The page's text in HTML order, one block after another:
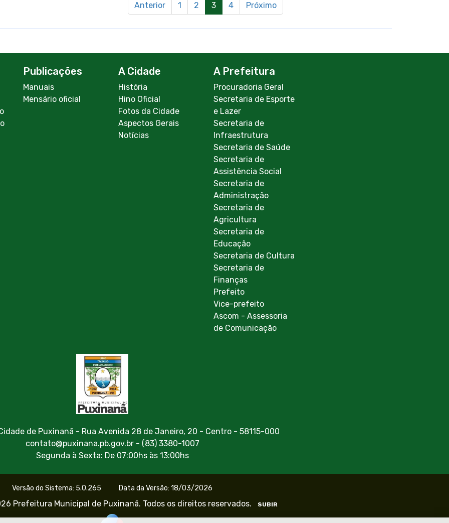
Anterior 1 2 3 4 Próximo
Publicações
Manuais
Mensário oficial
A Cidade
História
Hino Oficial
Fotos da Cidade
Aspectos Gerais
Notícias
A Prefeitura
Procuradoria Geral
Secretaria de Esporte
e Lazer
Secretaria de
Infraestrutura
Secretaria de Saúde
Secretaria de
Assistência Social
Secretaria de
Administração
Secretaria de
Agricultura
Secretaria de
Educação
Secretaria de Cultura
Secretaria de
Finanças
Prefeito
Vice-prefeito
Ascom - Assessoria
de Comunicação
de Puxinanã - Rua Avenida 28 de Janeiro, 20 - Centro - 58115-000
contato@puxinana.pb.gov.br - (83) 3380-1007
Segunda à Sexta: De 07:00hs às 13:00hs
Versão do Sistema: 5.0.265 Data da Versão: 18/03/2026
Prefeitura Municipal de Puxinanã. Todos os direitos reservados. SUBIR